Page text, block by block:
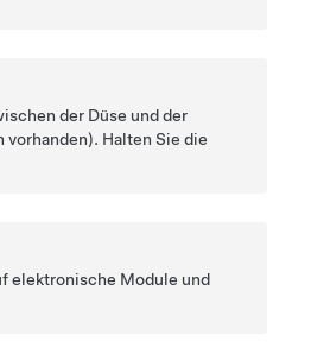
der Düse und der
vorhanden). Halten Sie die
elektronische Module und